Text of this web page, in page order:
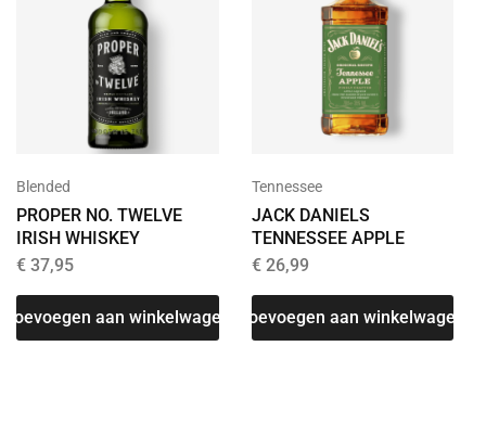
Blended
PROPER NO. TWELVE
IRISH WHISKEY
€ 37,95
Toevoegen aan winkelwagen
Tennessee
JACK DANIELS
TENNESSEE APPLE
€26,99
Toevoegen aan winkelwagen